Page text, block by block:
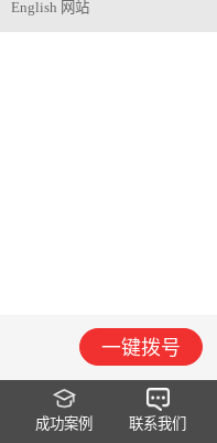
English 网站
一键拨号
成功案例 联系我们